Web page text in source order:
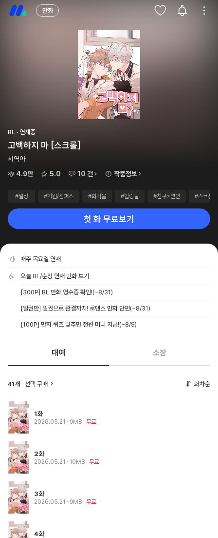
만화
BL · 연재중
고백하지 마 [스크롤]
서역아
4.9만
5.0 10 건 작품정보
#일상 #학원/캠퍼스 #회귀물 #힐링물 #친구>연인 #스크롤
첫 화 무료보기
매주 목요일 연재
오늘 BL/순정 연재 만화 보기
[300P] BL 만화 영수증 확인!(~8/31)
[일권만] 일권으로 완결까지! 로맨스 만화 단편(~8/31)
[100P] 만화 퀴즈 맞추면 전원 머니 지급!(~8/9)
대여 소장
41개 선택 구매 회차순
1화
2026.05.21 · 9MB 무료
2화
2026.05.21 · 10MB 무료
3화
2026.05.21 · 9MB 무료
4화